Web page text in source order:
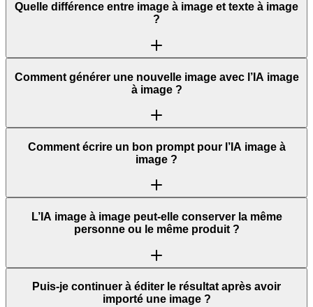
Quelle différence entre image à image et texte à image
?
Comment générer une nouvelle image avec l’IA image
à image ?
Comment écrire un bon prompt pour l’IA image à
image ?
L’IA image à image peut-elle conserver la même
personne ou le même produit ?
Puis-je continuer à éditer le résultat après avoir
importé une image ?